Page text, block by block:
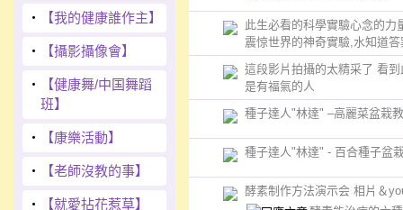
‧ 【我的健康誰作主】
‧ 【攝影攝像會】
‧
【健康舞/中国舞蹈
班】
‧ 【康樂活動】
‧ 【老師沒教的事】
‧ 【就愛拈花惹草】
此生必看的科學實驗心念的力
震惊世界的神奇實驗,水知道答
這段影片拍攝的太精采了 看到
是有福氣的人
種子達人"林達" –高麗菜盆栽
種子達人"林達" - 百合種子盆
酵素制作方法演示会 相片＆